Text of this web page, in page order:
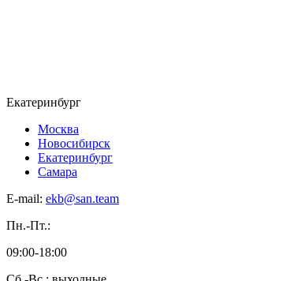
Екатеринбург
Москва
Новосибирск
Екатеринбург
Самара
E-mail: ekb@san.team
Пн.-Пт.:
09:00-18:00